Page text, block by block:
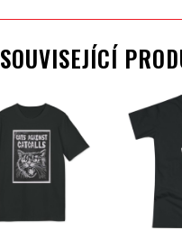
SOUVISEJÍCÍ